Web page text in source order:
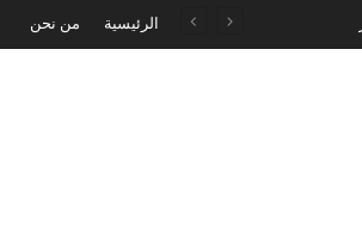
الرئيسية من نحن